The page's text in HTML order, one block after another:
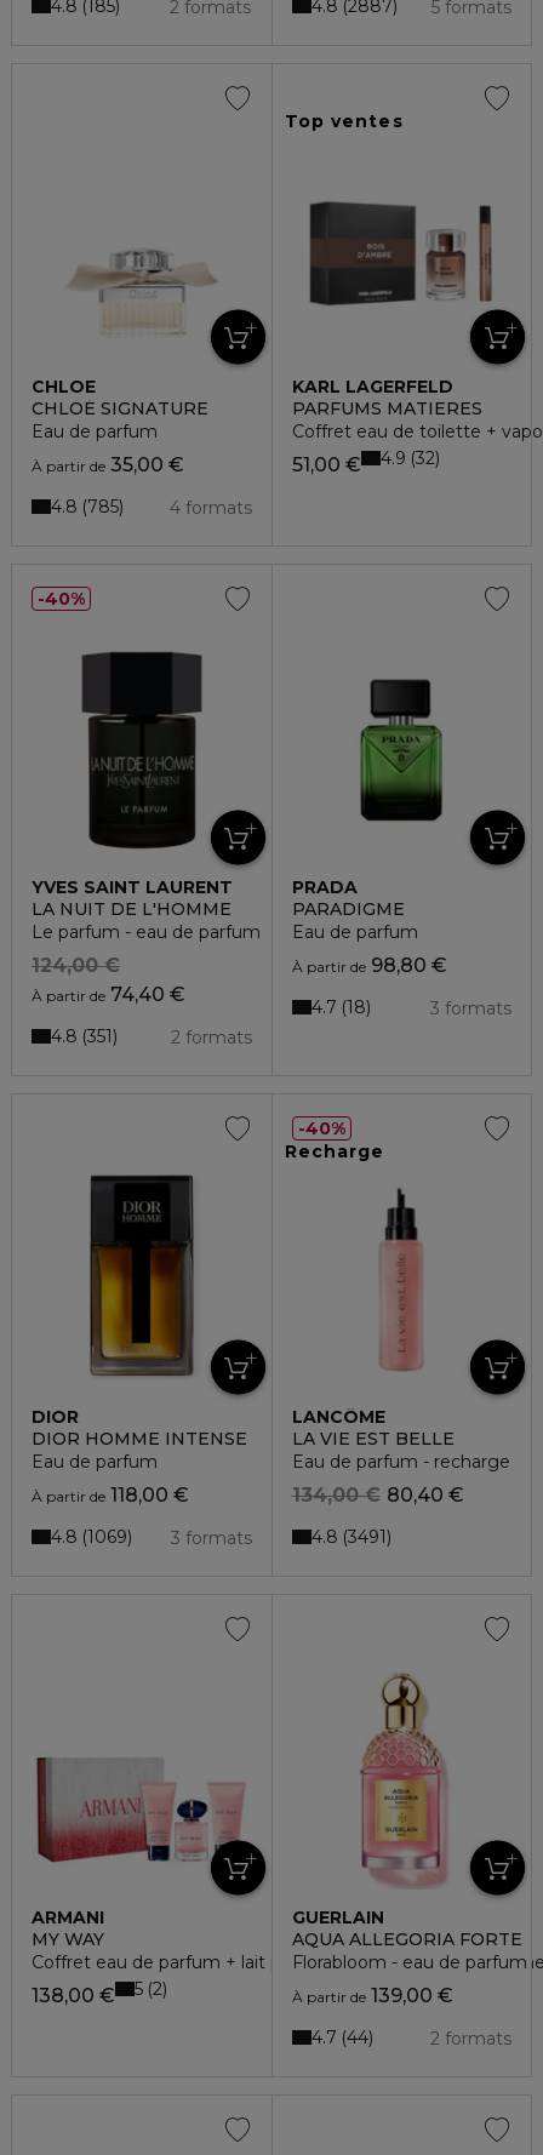
2 formats
4.8 185 5 formats
4.8 2887
CHLOE
CHLOÉ SIGNATURE
Eau de parfum
À partir de 35,00 €
4 formats
4.8 785
Top ventes
KARL LAGERFELD
PARFUMS MATIERES
Coffret eau de toilette +
51,00 € 4.9 32
YVES SAINT LAURENT
LA NUIT DE L'HOMME
Le parfum - eau de parfum
À partir de 74,40 €
124,00 €
2 formats
4.8 351
40%
PRADA
PARADIGME
Eau de parfum
À partir de98,80 €
3 formats
4.7 18
DIOR
DIOR HOMME INTENSE
Eau de parfum
À partir de 118,00 €
3 formats
4.8 1069
Recharge
LANCÔME
LA VIE EST BELLE
Eau de parfum - recharge
80,40 €
134,00 €
4.8 3491
40%
ARMANI
MY WAY
Coffret eau de parfum + lait parfumé hydratant + gel
138,00 € 5 2
GUERLAIN
AQUA ALLEGORIA FORTE
Florabloom - eau de parfum
À partir de139,00 €
2 formats
4.7 44